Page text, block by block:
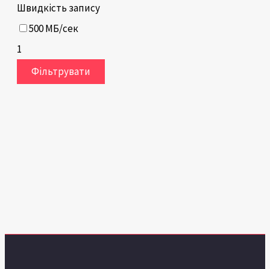
Швидкість запису
500 МБ/сек
1
Фільтрувати